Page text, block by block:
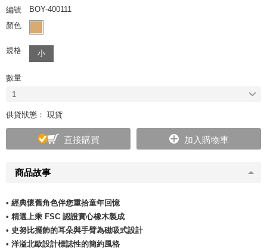
商品故事
• 經典懷舊角色伴您重拾童年回憶
• 精選上乘 FSC 認證實心橡木製成
• 史努比擺飾的耳朵與手臂為磁吸式設計
• 洋溢北歐設計標誌性的簡約風格
編號
BOY-400111
顏色
規格 小
數量
1
供貨狀態： 現貨
直接購買 加入購物車